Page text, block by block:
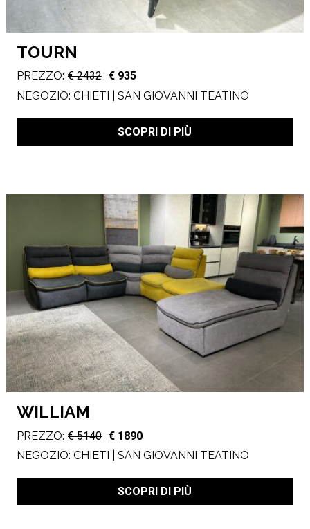
TOURN
PREZZO: € 2432 € 935
NEGOZIO: CHIETI | SAN GIOVANNI TEATINO
SCOPRI DI PIÙ
WILLIAM
PREZZO: € 5140 € 1890
NEGOZIO: CHIETI | SAN GIOVANNI TEATINO
SCOPRI DI PIÙ